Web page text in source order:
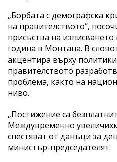
„Борбата с демографска
на правителството“,
присъства на
година в Монтана. В
акцентира върху
правителството
проблема, както на
ниво.
„Постижение са
Междувременно
спестяват от данъци за
министър-председателят.